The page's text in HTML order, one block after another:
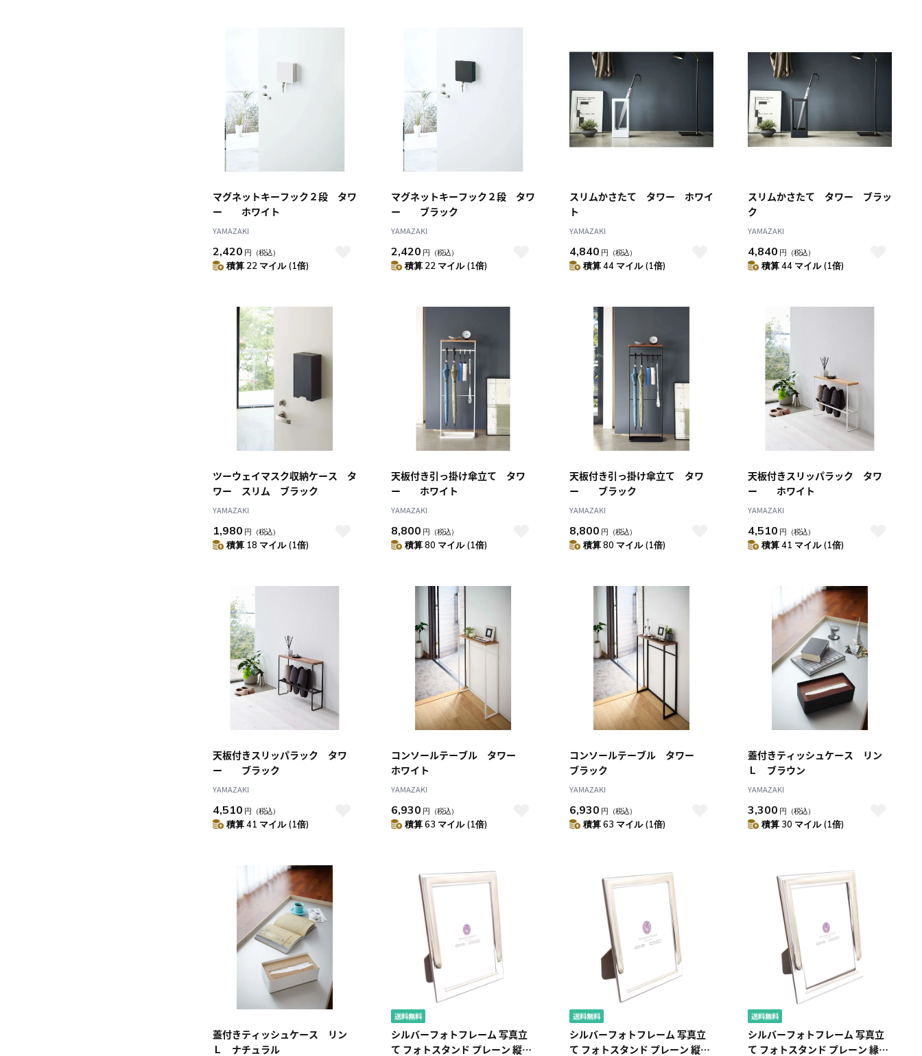
マグネットキーフック２段 タワ
ー ホワイト
YAMAZAKI
2,420 円 （税込）
積算 22 マイル (1倍)
マグネットキーフック２段 タワ
ー ブラック
YAMAZAKI
2,420 円 （税込）
積算 22 マイル (1倍)
スリムかさたて タワー ホワイ
ト
YAMAZAKI
4,840 円 （税込）
積算 44 マイル (1倍)
スリムかさたて タワー ブラッ
ク
YAMAZAKI
4,840 円 （税込）
積算 44 マイル (1倍)
ツーウェイマスク収納ケース タ
ワー スリム ブラック
YAMAZAKI
1,980 円 （税込）
積算 18 マイル (1倍)
天板付き引っ掛け傘立て タワ
ー ホワイト
YAMAZAKI
8,800 円 （税込）
積算 80 マイル (1倍)
天板付き引っ掛け傘立て タワ
ー ブラック
YAMAZAKI
8,800 円 （税込）
積算 80 マイル (1倍)
天板付きスリッパラック タワ
ー ホワイト
YAMAZAKI
4,510 円 （税込）
積算 41 マイル (1倍)
天板付きスリッパラック タワ
ー ブラック
YAMAZAKI
4,510 円 （税込）
積算 41 マイル (1倍)
コンソールテーブル タワー
ホワイト
YAMAZAKI
6,930 円 （税込）
積算 63 マイル (1倍)
コンソールテーブル タワー
ブラック
YAMAZAKI
6,930 円 （税込）
積算 63 マイル (1倍)
蓋付きティッシュケース リン
Ｌ ブラウン
YAMAZAKI
3,300 円 （税込）
積算 30 マイル (1倍)
蓋付きティッシュケース リン
Ｌ ナチュラル
シルバーフォトフレーム 写真立
て フォトスタンド プレーン 縦横
シルバーフォトフレーム 写真立
て フォトスタンド プレーン 縦横
シルバーフォトフレーム 写真立
て フォトスタンド プレーン 縁取